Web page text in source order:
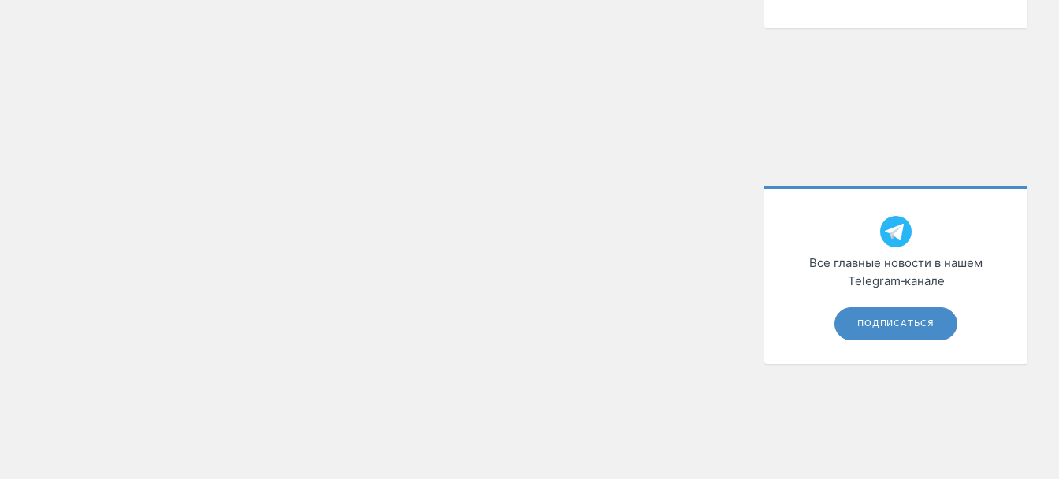
Все главные новости в нашем
Telegram‑канале
ПОДПИСАТЬСЯ